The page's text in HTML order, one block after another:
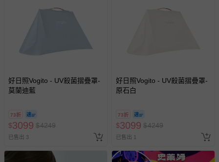
新費用）。
經消費者拆封之影音商品或電腦軟體（例如 DVD、CD
非以有形媒介提供之數位內容或一經提供即為完成之線
已拆封之以下類型商品：
-個人衛生用品（例如尿布、貼身衣物、泳裝、襪子、地
-新生兒親膚衣物（嬰幼兒包巾與背巾、包屁衣、學習
褲、紗布衣等）。
-接觸性孕哺產品（奶嘴、奶瓶、擠乳器、哺乳衣、托腹
-其他原廠盒裝商品封口處已貼上「不可拆封」，或具警
好日照Vogito - UV殺菌摺疊罩-
莫蘭迪藍
73折
$3099 $4249
已售出 3
好日照Vogito - UV殺菌摺疊罩-
原石白
73折
$3099 $4249
已售出 1